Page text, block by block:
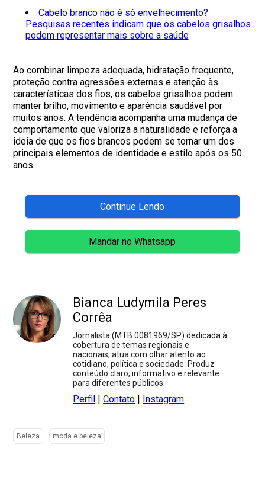
Cabelo branco não é só envelhecimento?
Pesquisas recentes indicam que os cabelos grisalhos
podem representar mais sobre a saúde
Ao combinar limpeza adequada, hidratação frequente,
proteção contra agressões externas e atenção às
características dos fios, os cabelos grisalhos podem
manter brilho, movimento e aparência saudável por
muitos anos. A tendência acompanha uma mudança de
comportamento que valoriza a naturalidade e reforça a
ideia de que os fios brancos podem se tornar um dos
principais elementos de identidade e estilo após os 50
anos.
Continue Lendo
Mandar no Whatsapp
Bianca Ludymila Peres
Corrêa
Jornalista (MTB 0081969/SP) dedicada à
cobertura de temas regionais e
nacionais, atua com olhar atento ao
cotidiano, política e sociedade. Produz
conteúdo claro, informativo e relevante
para diferentes públicos.
Perfil |Contato | Instagram
Beleza moda e beleza